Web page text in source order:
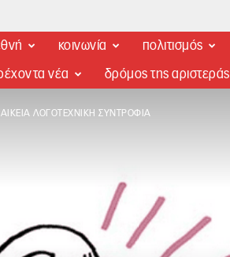
κοινωνία πολιτισμός
νέα δρόμος της αριστεράς
ΛΟΓΟΤΕΧΝΙΚΉ ΣΥΝΤΡΟΦΙΆ